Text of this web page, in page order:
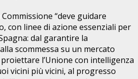
“deve guidare
con linee di azione essenziali per
dal garantire la
scommessa su un mercato
l’Unione con intelligenza
vicini più vicini, al progresso